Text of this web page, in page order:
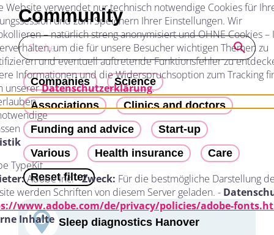
Website verwendet nur technisch notwendige Cookies für
und zum Speichern Ihrer Einstellungen. Wir
– natürlich streng anonymisiert und OHNE Cookies –
um die für unsere Besucher wichtigen Themen zu
und eventuell auftretende Funktionsfehler zu
Informationen und die Widerspruchsoption zum Tracking
unsererDatenschutzerklärung.
TypeKit
Adobe Inc. -Zweck: Für die bestmögliche Darstellung
werden Schriften von diesem Server geladen. -
www.adobe.com/de/privacy/policies/adobe-
Inhalte
Community
Companies
Science
Associations
Clinics and doctors
Funding and advice
Start-up
Various
Health insurance
Care
Reset filter
Sleep diagnostics Hanover